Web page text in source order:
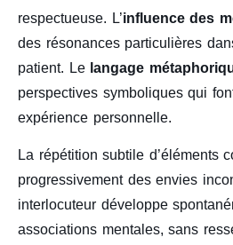
respectueuse. L’influence des
des résonances particulières
patient. Le langage
perspectives symboliques qui
expérience personnelle.
La répétition subtile d’éléments
progressivement des envies
interlocuteur développe
associations mentales, sans